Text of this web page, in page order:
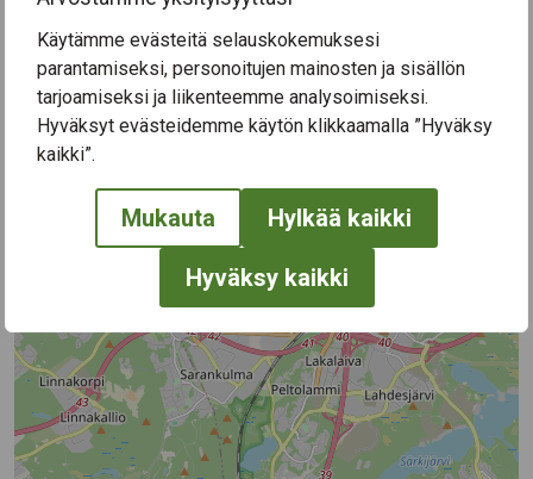
Käytämme evästeitä selauskokemuksesi
parantamiseksi, personoitujen mainosten ja sisällön
tarjoamiseksi ja liikenteemme analysoimiseksi.
Hyväksyt evästeidemme käytön klikkaamalla ”Hyväksy
kaikki”.
Mukauta Hylkää kaikki
Hyväksy kaikki
+
−